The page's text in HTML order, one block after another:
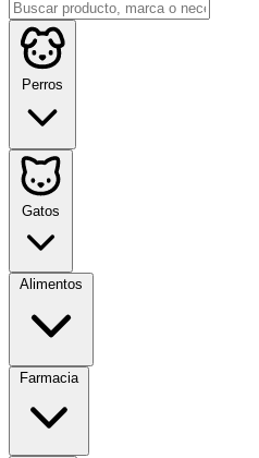
Perros
Gatos
Alimentos
Farmacia